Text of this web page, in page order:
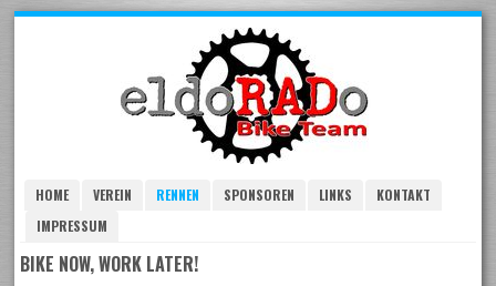
HOME VEREIN RENNEN SPONSOREN LINKS
KONTAKT
IMPRESSUM
BIKE NOW, WORK LATER!